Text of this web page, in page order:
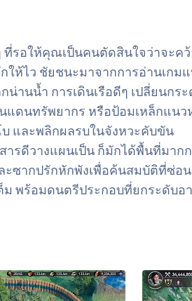
ที่รอให้คุณเป็นคนตัดสินใจว่าจะค
ห้ไว ชัยชนะมาจากการอ่านเกม
านน้ำ การเดินเรือดีๆ เปลี่ยนกร
นแดนทรัพยากร หรือป้อมเหล็กแ
บ และพลิกผลรบในจังหวะคับขัน
รดีวางแผนเป็น ก็มักได้พื้นที่มาก
ะซากปรักหักพังเพื่อค้นสมบัติที่ซ่อ
พร้อมดนตรีประกอบที่ยกระดับอ